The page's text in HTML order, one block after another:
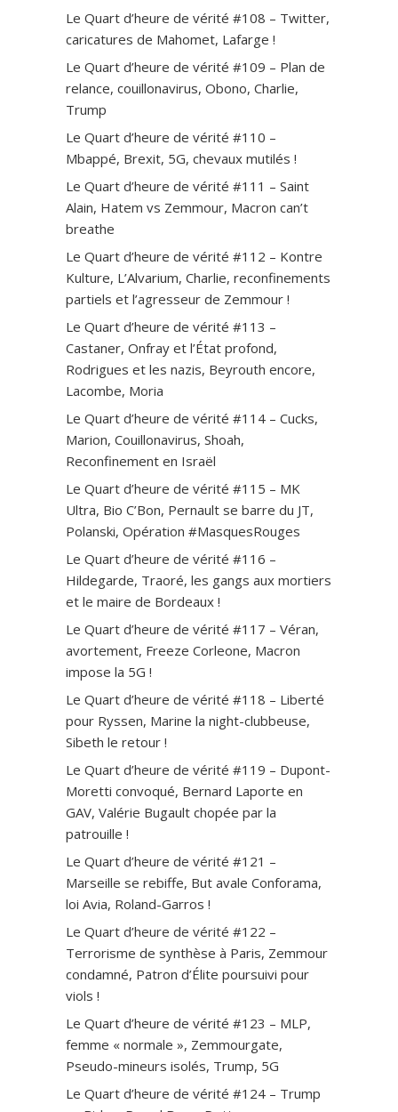
Le Quart d’heure de vérité #108 – Twitter,
caricatures de Mahomet, Lafarge !
Le Quart d’heure de vérité #109 – Plan de
relance, couillonavirus, Obono, Charlie,
Trump
Le Quart d’heure de vérité #110 –
Mbappé, Brexit, 5G, chevaux mutilés !
Le Quart d’heure de vérité #111 – Saint
Alain, Hatem vs Zemmour, Macron can’t
breathe
Le Quart d’heure de vérité #112 – Kontre
Kulture, L’Alvarium, Charlie, reconfinements
partiels et l’agresseur de Zemmour !
Le Quart d’heure de vérité #113 –
Castaner, Onfray et l’État profond,
Rodrigues et les nazis, Beyrouth encore,
Lacombe, Moria
Le Quart d’heure de vérité #114 – Cucks,
Marion, Couillonavirus, Shoah,
Reconfinement en Israël
Le Quart d’heure de vérité #115 – MK
Ultra, Bio C’Bon, Pernault se barre du JT,
Polanski, Opération #MasquesRouges
Le Quart d’heure de vérité #116 –
Hildegarde, Traoré, les gangs aux mortiers
et le maire de Bordeaux !
Le Quart d’heure de vérité #117 – Véran,
avortement, Freeze Corleone, Macron
impose la 5G !
Le Quart d’heure de vérité #118 – Liberté
pour Ryssen, Marine la night-clubbeuse,
Sibeth le retour !
Le Quart d’heure de vérité #119 – Dupont-
Moretti convoqué, Bernard Laporte en
GAV, Valérie Bugault chopée par la
patrouille !
Le Quart d’heure de vérité #121 –
Marseille se rebiffe, But avale Conforama,
loi Avia, Roland-Garros !
Le Quart d’heure de vérité #122 –
Terrorisme de synthèse à Paris, Zemmour
condamné, Patron d’Élite poursuivi pour
viols !
Le Quart d’heure de vérité #123 – MLP,
femme « normale », Zemmourgate,
Pseudo-mineurs isolés, Trump, 5G
Le Quart d’heure de vérité #124 – Trump